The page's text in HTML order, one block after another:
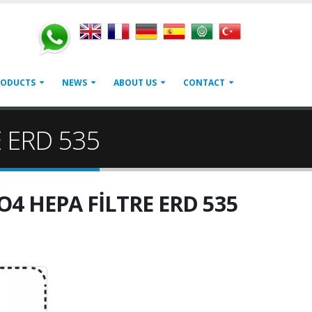
NEWS ABOUT US CONTACT
ERD 535
HEPA FİLTRE ERD 535